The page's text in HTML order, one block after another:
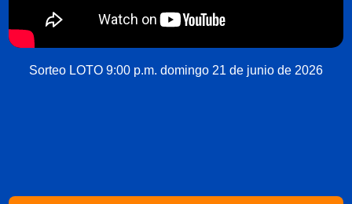
Sorteo LOTO 9:00 p.m. domingo 21 de junio de 2026